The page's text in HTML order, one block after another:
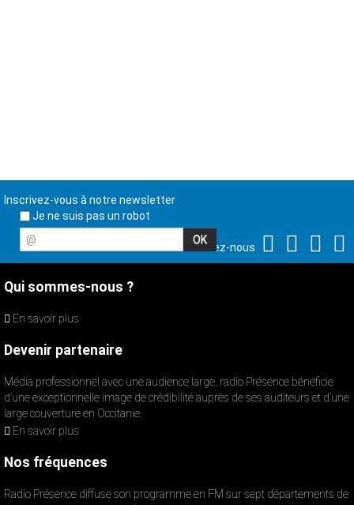
Inscrivez-vous à notre newsletter
Je ne suis pas un robot
@
Suivez-nous
Qui sommes-nous ?
En savoir plus
Devenir partenaire
Média professionnel avec une audience large, radio Présence bénéficie
d’une exceptionnelle image de crédibilité auprès de ses auditeurs et d’une
large couverture en Occitanie.
En savoir plus
Nos fréquences
Radio Présence diffuse son programme en FM sur sept départements de